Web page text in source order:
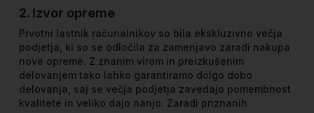
2. Izvor opreme
Prvotni lastnik računalnikov so bila ekskluzivno večja
podjetja, ki so se odločila za zamenjavo zaradi nakupa
nove opreme. Z znanim virom in preizkušenim
delovanjem tako lahko garantiramo dolgo dobo
delovanja, saj se večja podjetja zavedajo pomembnost
kvalitete in veliko dajo nanjo. Zaradi priznanih